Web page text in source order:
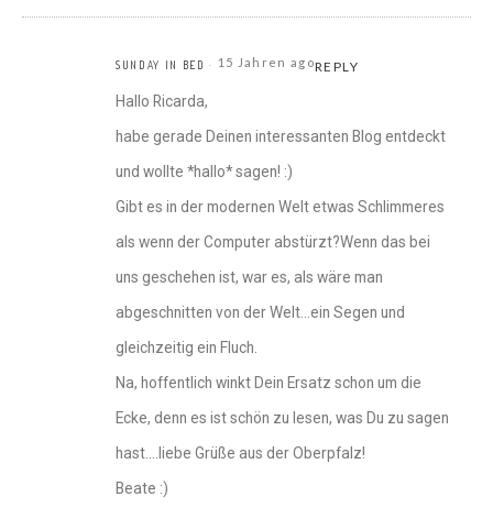
SUNDAY IN BED 15 Jahren agoREPLY
Hallo Ricarda,
habe gerade Deinen interessanten Blog entdeckt
und wollte *hallo* sagen! :)
Gibt es in der modernen Welt etwas Schlimmeres
als wenn der Computer abstürzt?Wenn das bei
uns geschehen ist, war es, als wäre man
abgeschnitten von der Welt…ein Segen und
gleichzeitig ein Fluch.
Na, hoffentlich winkt Dein Ersatz schon um die
Ecke, denn es ist schön zu lesen, was Du zu sagen
hast….liebe Grüße aus der Oberpfalz!
Beate :)